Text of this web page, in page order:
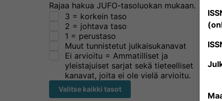
Rajaa hakua JUFO-tasoluokan mukaan.
3 = korkein taso
2 = johtava taso
1 = perustaso
Muut tunnistetut julkaisukanavat
Ei arvioitu = Ammatilliset ja
yleistajuiset sarjat sekä tieteelliset
kanavat, joita ei ole vielä arvioitu.
Valitse kaikki tasot